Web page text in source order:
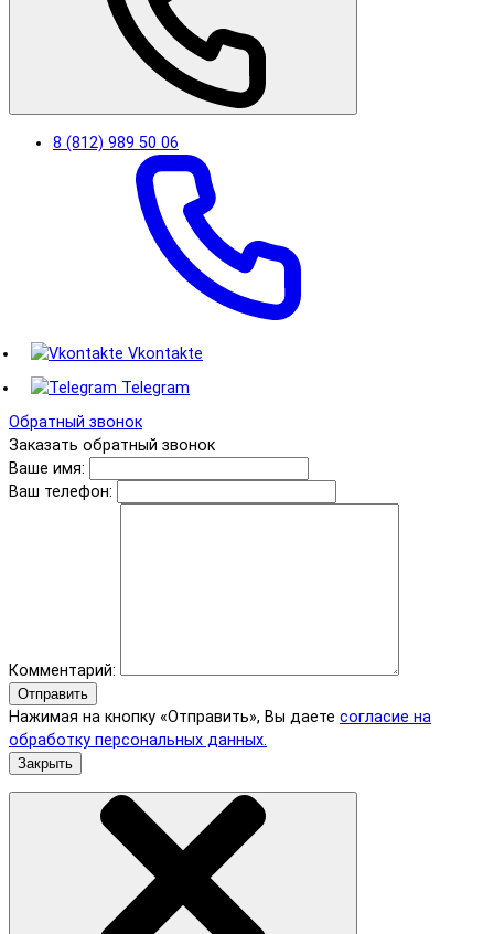
8 (812) 989 50 06
Vkontakte
Telegram
Обратный звонок
Заказать обратный звонок
Ваше имя:
Ваш телефон:
Комментарий:
Отправить
Нажимая на кнопку «Отправить», Вы даете согласие на
обработку персональных данных.
Закрыть